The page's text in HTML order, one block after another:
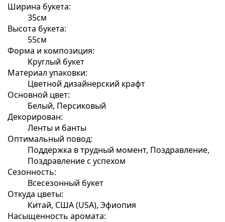
Ширина букета:
35см
Высота букета:
55см
Форма и композиция:
Круглый букет
Материал упаковки:
Цветной дизайнерский крафт
Основной цвет:
Белый, Персиковый
Декорирован:
Ленты и банты
Оптимальный повод:
Поддержка в трудный момент, Поздравление,
Поздравление с успехом
Сезонность:
Всесезонный букет
Откуда цветы:
Китай, США (USA), Эфиопия
Насыщенность аромата: